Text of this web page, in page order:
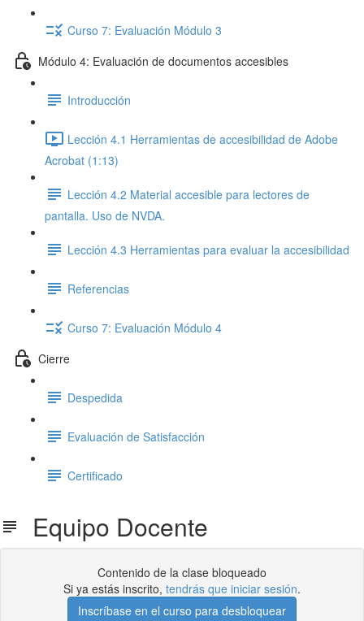
Curso 7: Evaluación Módulo 3
Módulo 4: Evaluación de documentos accesibles
Introducción
Lección 4.1 Herramientas de accesibilidad de Adobe
Acrobat (1:13)
Lección 4.2 Material accesible para lectores de
pantalla. Uso de NVDA.
Lección 4.3 Herramientas para evaluar la accesibilidad
Referencias
Curso 7: Evaluación Módulo 4
Cierre
Despedida
Evaluación de Satisfacción
Certificado
Equipo Docente
Contenido de la clase bloqueado
Si ya estás inscrito, tendrás que iniciar sesión.
Inscríbase en el curso para desbloquear